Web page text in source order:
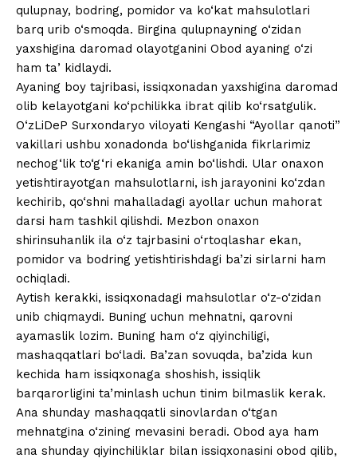
qulupnay, bodring, pomidor va ko‘kat mahsulotlari
barq urib o‘smoqda. Birgina qulupnayning o‘zidan
yaxshigina daromad olayotganini Obod ayaning o‘zi
ham taʼkidlaydi.
Ayaning boy tajribasi, issiqxonadan yaxshigina daromad
olib kelayotgani ko‘pchilikka ibrat qilib ko‘rsatgulik.
O‘zLiDeP Surxondaryo viloyati Kengashi “Ayollar qanoti”
vakillari ushbu xonadonda bo‘lishganida fikrlarimiz
nechog‘lik to‘g‘ri ekaniga amin bo‘lishdi. Ular onaxon
yetishtirayotgan mahsulotlarni, ish jarayonini ko‘zdan
kechirib, qo‘shni mahalladagi ayollar uchun mahorat
darsi ham tashkil qilishdi. Mezbon onaxon
shirinsuhanlik ila o‘z tajrbasini o‘rtoqlashar ekan,
pomidor va bodring yetishtirishdagi ba’zi sirlarni ham
ochiqladi.
Aytish kerakki, issiqxonadagi mahsulotlar o‘z-o‘zidan
unib chiqmaydi. Buning uchun mehnatni, qarovni
ayamaslik lozim. Buning ham o‘z qiyinchiligi,
mashaqqatlari bo‘ladi. Ba’zan sovuqda, ba’zida kun
kechida ham issiqxonaga shoshish, issiqlik
barqarorligini ta’minlash uchun tinim bilmaslik kerak.
Ana shunday mashaqqatli sinovlardan o‘tgan
mehnatgina o‘zining mevasini beradi. Obod aya ham
ana shunday qiyinchiliklar bilan issiqxonasini obod qilib,